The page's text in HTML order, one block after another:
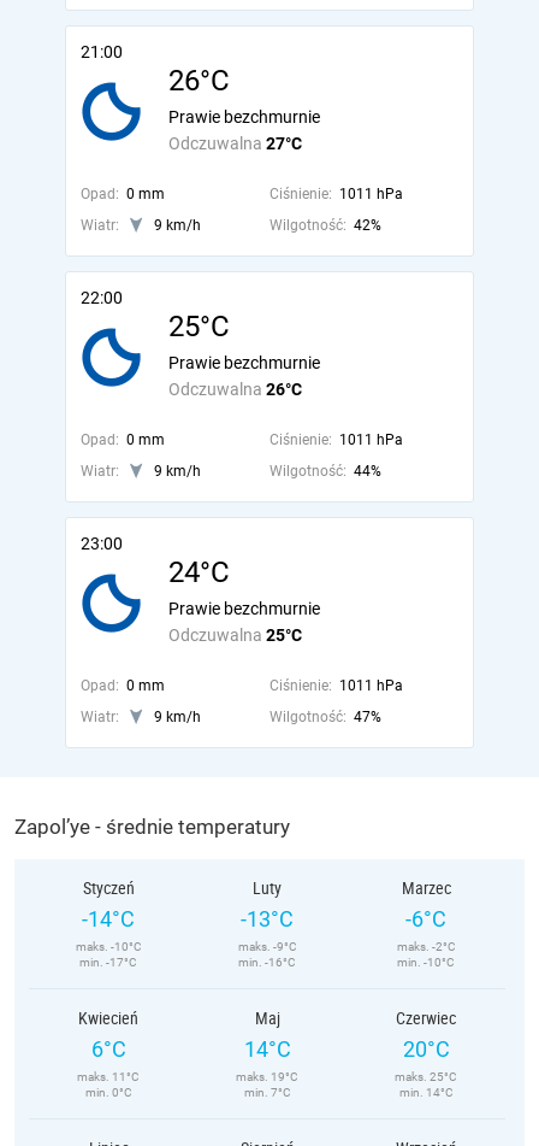
21:00
26°C
Odczuwalna 27°C
Prawie bezchmurnie
Opad: 0 mm Ciśnienie: 1011 hPa
Wiatr:
9 km/h Wilgotność: 42%
22:00
25°C
Odczuwalna 26°C
Prawie bezchmurnie
Opad: 0 mm Ciśnienie: 1011 hPa
Wiatr:
9 km/h Wilgotność: 44%
23:00
24°C
Odczuwalna 25°C
Prawie bezchmurnie
Opad: 0 mm Ciśnienie: 1011 hPa
Wiatr:
9 km/h Wilgotność: 47%
Zapol’ye - średnie temperatury
Styczeń
-14°C
maks. -10°C
min. -17°C
Luty
-13°C
maks. -9°C
min. -16°C
Marzec
-6°C
maks. -2°C
min. -10°C
Kwiecień
6°C
maks. 11°C
min. 0°C
Maj
14°C
maks. 19°C
min. 7°C
Czerwiec
20°C
maks. 25°C
min. 14°C